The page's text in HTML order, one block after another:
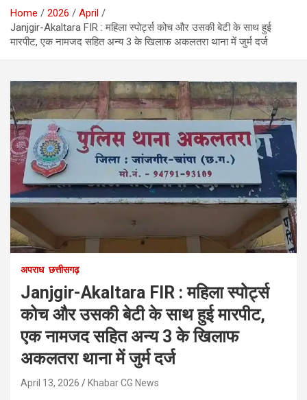
Home 2026
April
Janjgir-Akaltara FIR : महिला स्पोर्ट्स कोच और उसकी बेटी के साथ हुई
मारपीट, एक नामजद सहित अन्य 3 के खिलाफ अकलतरा थाना में जुर्म दर्ज
अपराध छत्तीसगढ़
Janjgir-Akaltara FIR : महिला स्पोर्ट्स
कोच और उसकी बेटी के साथ हुई मारपीट,
एक नामजद सहित अन्य 3 के खिलाफ
अकलतरा थाना में जुर्म दर्ज
April 13, 2026 Khabar CG News